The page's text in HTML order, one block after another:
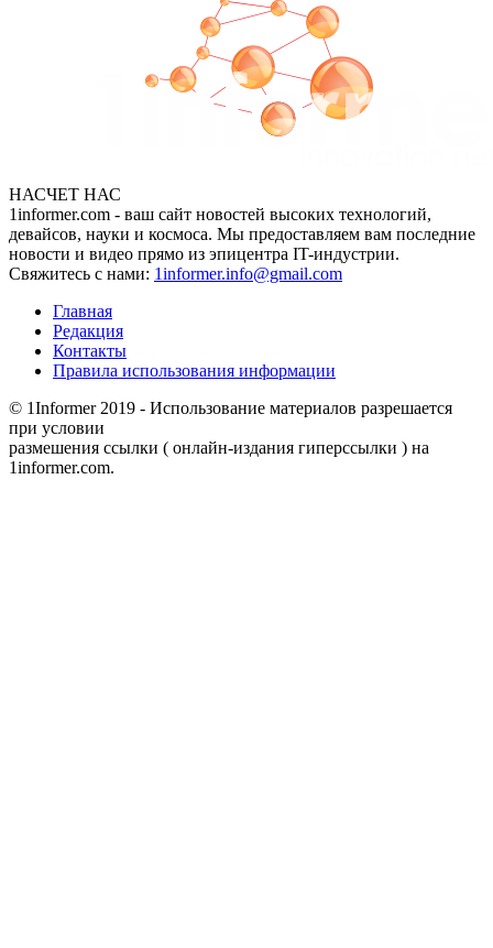
НАСЧЕТ НАС
1informer.com - ваш сайт новостей высоких технологий,
девайсов, науки и космоса. Мы предоставляем вам последние
новости и видео прямо из эпицентра IT-индустрии.
Свяжитесь с нами: 1informer.info@gmail.com
Главная
Редакция
Контакты
Правила использования информации
© 1Informer 2019 - Использование материалов разрешается
при условии
размешения ссылки ( онлайн-издания гиперссылки ) на
1informer.com.